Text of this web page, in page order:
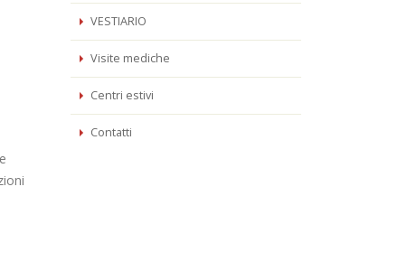
VESTIARIO
Visite mediche
Centri estivi
Contatti